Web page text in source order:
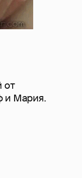
от
и Мария.